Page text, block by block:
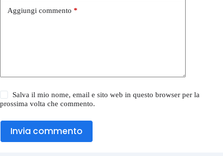
Aggiungi commento *
Salva il mio nome, email e sito web in questo browser per la
prossima volta che commento.
Invia commento